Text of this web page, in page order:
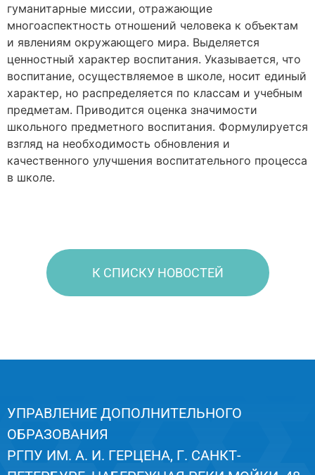
гуманитарные миссии, отражающие
многоаспектность отношений человека к объектам
и явлениям окружающего мира. Выделяется
ценностный характер воспитания. Указывается, что
воспитание, осуществляемое в школе, носит единый
характер, но распределяется по классам и учебным
предметам. Приводится оценка значимости
школьного предметного воспитания. Формулируется
взгляд на необходимость обновления и
качественного улучшения воспитательного процесса
в школе.
К СПИСКУ НОВОСТЕЙ
УПРАВЛЕНИЕ ДОПОЛНИТЕЛЬНОГО
ОБРАЗОВАНИЯ
РГПУ ИМ. А. И. ГЕРЦЕНА, Г. САНКТ-